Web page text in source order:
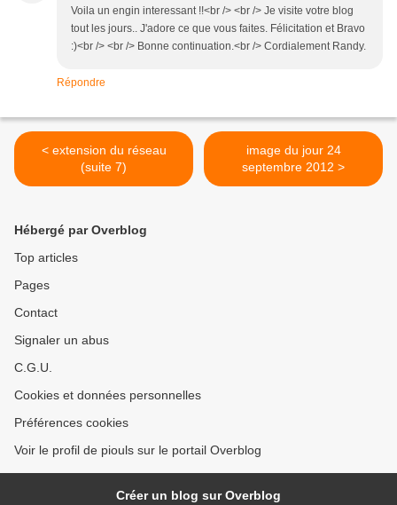
Voila un engin interessant !!<br /> <br /> Je visite votre blog
tout les jours.. J'adore ce que vous faites. Félicitation et Bravo
:)<br /> <br /> Bonne continuation.<br /> Cordialement Randy.
Répondre
< extension du réseau
(suite 7)
image du jour 24
septembre 2012 >
Hébergé par Overblog
Top articles
Pages
Contact
Signaler un abus
C.G.U.
Cookies et données personnelles
Préférences cookies
Voir le profil de piouls sur le portail Overblog
Créer un blog sur Overblog